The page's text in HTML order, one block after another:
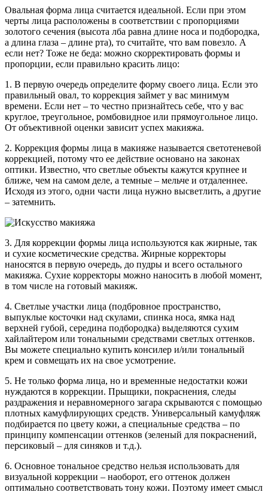
Овальная форма лица считается идеальной. Если при этом
черты лица расположены в соответствии с пропорциями
золотого сечения (высота лба равна длине носа и подбородка,
а длина глаза – длине рта), то считайте, что вам повезло. А
если нет? Тоже не беда: можно скорректировать формы и
пропорции, если правильно красить лицо:
1. В первую очередь определите форму своего лица. Если это
правильный овал, то коррекция займет у вас минимум
времени. Если нет – то честно признайтесь себе, что у вас
круглое, треугольное, ромбовидное или прямоугольное лицо.
От объективной оценки зависит успех макияжа.
2. Коррекция формы лица в макияже называется светотеневой
коррекцией, потому что ее действие основано на законах
оптики. Известно, что светлые объекты кажутся крупнее и
ближе, чем на самом деле, а темные – мельче и отдаленнее.
Исходя из этого, одни части лица нужно высветлить, а другие
– затемнить.
3. Для коррекции формы лица используются как жирные, так
и сухие косметические средства. Жирные корректоры
наносятся в первую очередь, до пудры и всего остального
макияжа. Сухие корректоры можно наносить в любой момент,
в том числе на готовый макияж.
4. Светлые участки лица (подбровное пространство,
выпуклые косточки над скулами, спинка носа, ямка над
верхней губой, середина подбородка) выделяются сухим
хайлайтером или тональными средствами светлых оттенков.
Вы можете специально купить консилер и/или тональный
крем и совмещать их на свое усмотрение.
5. Не только форма лица, но и временные недостатки кожи
нуждаются в коррекции. Прыщики, покраснения, следы
раздражения и неравномерного загара скрываются с помощью
плотных камуфлирующих средств. Универсальный камуфляж
подбирается по цвету кожи, а специальные средства – по
принципу компенсации оттенков (зеленый для покраснений,
персиковый – для синяков и т.д.).
6. Основное тональное средство нельзя использовать для
визуальной коррекции – наоборот, его оттенок должен
оптимально соответствовать тону кожи. Поэтому имеет смысл